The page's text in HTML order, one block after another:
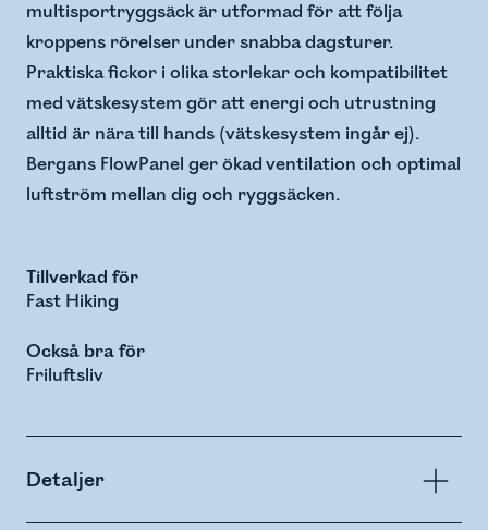
multisportryggsäck är utformad för att följa
kroppens rörelser under snabba dagsturer.
Praktiska fickor i olika storlekar och kompatibilitet
med vätskesystem gör att energi och utrustning
alltid är nära till hands (vätskesystem ingår ej).
Bergans FlowPanel ger ökad ventilation och optimal
luftström mellan dig och ryggsäcken.
Tillverkad för
Fast Hiking
Också bra för
Friluftsliv
Detaljer